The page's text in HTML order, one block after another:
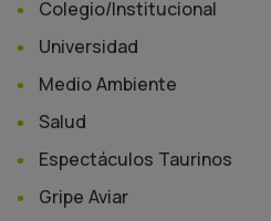
Colegio/Institucional
Universidad
Medio Ambiente
Salud
Espectáculos Taurinos
Gripe Aviar